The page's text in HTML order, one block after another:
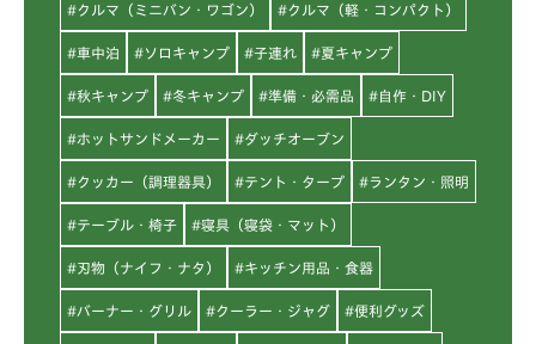
#クルマ（ミニバン・ワゴン） #クルマ（軽・コンパクト）
#車中泊 #ソロキャンプ #子連れ #夏キャンプ
#秋キャンプ #冬キャンプ #準備・必需品 #自作・DIY
#ホットサンドメーカー #ダッチオーブン
#クッカー（調理器具） #テント・タープ #ランタン・照明
#テーブル・椅子 #寝具（寝袋・マット）
#刃物（ナイフ・ナタ） #キッチン用品・食器
#バーナー・グリル #クーラー・ジャグ #便利グッズ